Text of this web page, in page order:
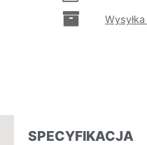
Wysyłka
SPECYFIKACJA